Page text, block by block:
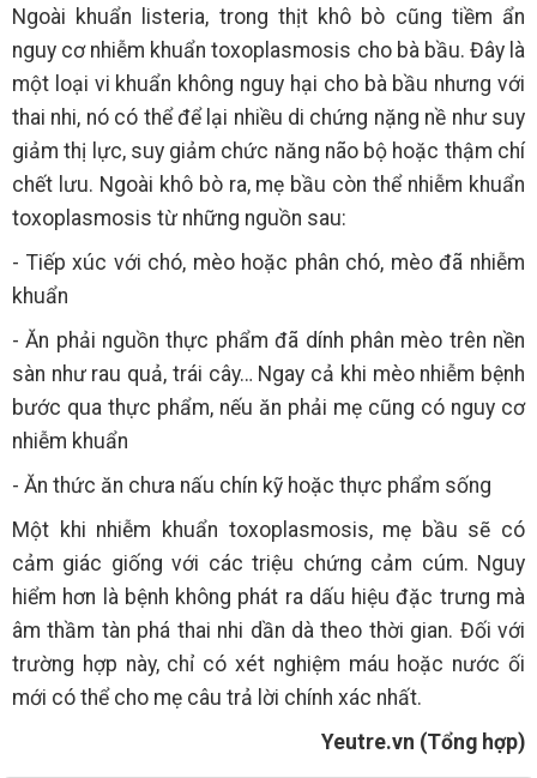
Ngoài khuẩn listeria, trong thịt khô bò cũng tiềm ẩn
nguy cơ nhiễm khuẩn toxoplasmosis cho bà bầu. Đây là
một loại vi khuẩn không nguy hại cho bà bầu nhưng với
thai nhi, nó có thể để lại nhiều di chứng nặng nề như suy
giảm thị lực, suy giảm chức năng não bộ hoặc thậm chí
chết lưu. Ngoài khô bò ra, mẹ bầu còn thể nhiễm khuẩn
toxoplasmosis từ những nguồn sau:
- Tiếp xúc với chó, mèo hoặc phân chó, mèo đã nhiễm
khuẩn
- Ăn phải nguồn thực phẩm đã dính phân mèo trên nền
sàn như rau quả, trái cây… Ngay cả khi mèo nhiễm bệnh
bước qua thực phẩm, nếu ăn phải mẹ cũng có nguy cơ
nhiễm khuẩn
- Ăn thức ăn chưa nấu chín kỹ hoặc thực phẩm sống
Một khi nhiễm khuẩn toxoplasmosis, mẹ bầu sẽ có
cảm giác giống với các triệu chứng cảm cúm. Nguy
hiểm hơn là bệnh không phát ra dấu hiệu đặc trưng mà
âm thầm tàn phá thai nhi dần dà theo thời gian. Đối với
trường hợp này, chỉ có xét nghiệm máu hoặc nước ối
mới có thể cho mẹ câu trả lời chính xác nhất.
Yeutre.vn (Tổng hợp)